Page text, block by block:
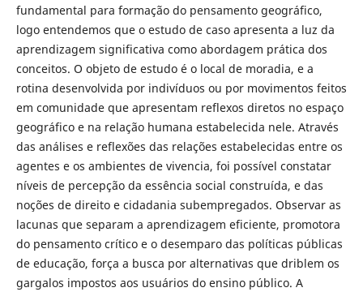
fundamental para formação do pensamento geográfico,
logo entendemos que o estudo de caso apresenta a luz da
aprendizagem significativa como abordagem prática dos
conceitos. O objeto de estudo é o local de moradia, e a
rotina desenvolvida por indivíduos ou por movimentos feitos
em comunidade que apresentam reflexos diretos no espaço
geográfico e na relação humana estabelecida nele. Através
das análises e reflexões das relações estabelecidas entre os
agentes e os ambientes de vivencia, foi possível constatar
níveis de percepção da essência social construída, e das
noções de direito e cidadania subempregados. Observar as
lacunas que separam a aprendizagem eficiente, promotora
do pensamento crítico e o desemparo das políticas públicas
de educação, força a busca por alternativas que driblem os
gargalos impostos aos usuários do ensino público. A